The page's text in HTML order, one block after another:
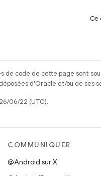
Ce
de code de cette page sont
d'Oracle et/ou de ses
06/22 (UTC).
COMMUNIQUER
@Android sur X